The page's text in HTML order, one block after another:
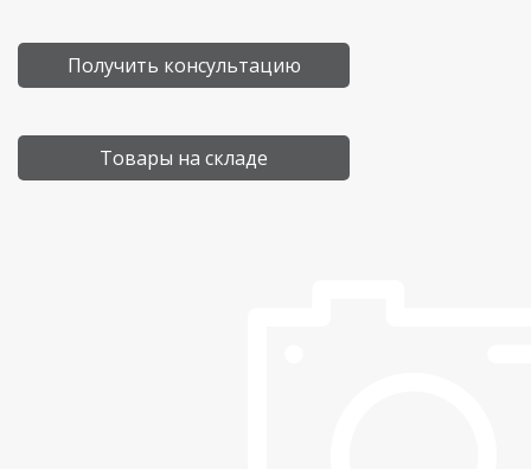
Получить консультацию
Товары на складе